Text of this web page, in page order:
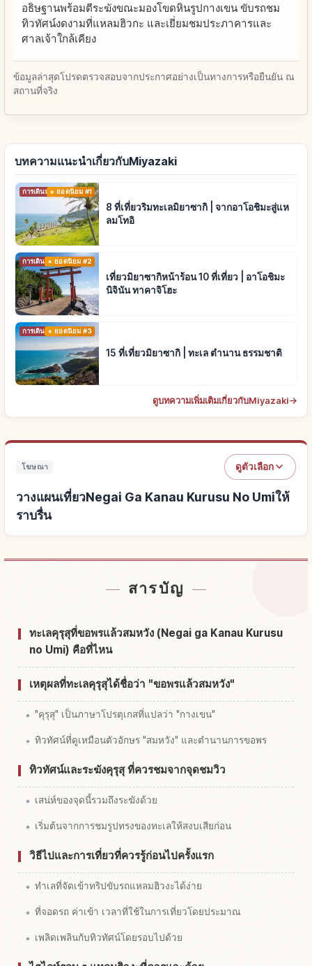
อธิษฐานพร้อมตีระฆังขณะมองโขดหินรูปกางเขน ขับรถชม
ทิวทัศน์งดงามที่แหลมฮิวกะ และเยี่ยมชมประภาคารและ
ศาลเจ้าใกล้เคียง
ข้อมูลล่าสุดโปรดตรวจสอบจากประกาศอย่างเป็นทางการหรือยืนยัน ณ
สถานที่จริง
บทความแนะนำเกี่ยวกับMiyazaki
การเดินทาง ยอดนิยม #1
8 ที่เที่ยวริมทะเลมิยาซากิ | จากอาโอชิมะสู่แห
ลมโทอิ
การเดินทางยอดนิยม #2
เที่ยวมิยาซากิหน้าร้อน 10 ที่เที่ยว | อาโอชิมะ
นิจินัน ทาคาจิโฮะ
การเดินทางยอดนิยม #3
15 ที่เที่ยวมิยาซากิ | ทะเล ตำนาน ธรรมชาติ
ดูบทความเพิ่มเติมเกี่ยวกับMiyazaki→
โฆษณา ดูตัวเลือก
วางแผนเที่ยวNegai Ga Kanau Kurusu No Umiให้
ราบรื่น
สารบัญ
ทะเลคุรุสุที่ขอพรแล้วสมหวัง (Negai ga Kanau Kurusu
no Umi) คือที่ไหน
เหตุผลที่ทะเลคุรุสุได้ชื่อว่า "ขอพรแล้วสมหวัง"
"คุรุสุ" เป็นภาษาโปรตุเกสที่แปลว่า "กางเขน"
ทิวทัศน์ที่ดูเหมือนตัวอักษร "สมหวัง" และตำนานการขอพร
ทิวทัศน์และระฆังคุรุสุ ที่ควรชมจากจุดชมวิว
เสน่ห์ของจุดนี้รวมถึงระฆังด้วย
เริ่มต้นจากการชมรูปทรงของทะเลให้สงบเสียก่อน
วิธีไปและการเที่ยวที่ควรรู้ก่อนไปครั้งแรก
ทำเลที่จัดเข้าทริปขับรถแหลมฮิวงะได้ง่าย
ที่จอดรถ ค่าเข้า เวลาที่ใช้ในการเที่ยวโดยประมาณ
เพลิดเพลินกับทิวทัศน์โดยรอบไปด้วย